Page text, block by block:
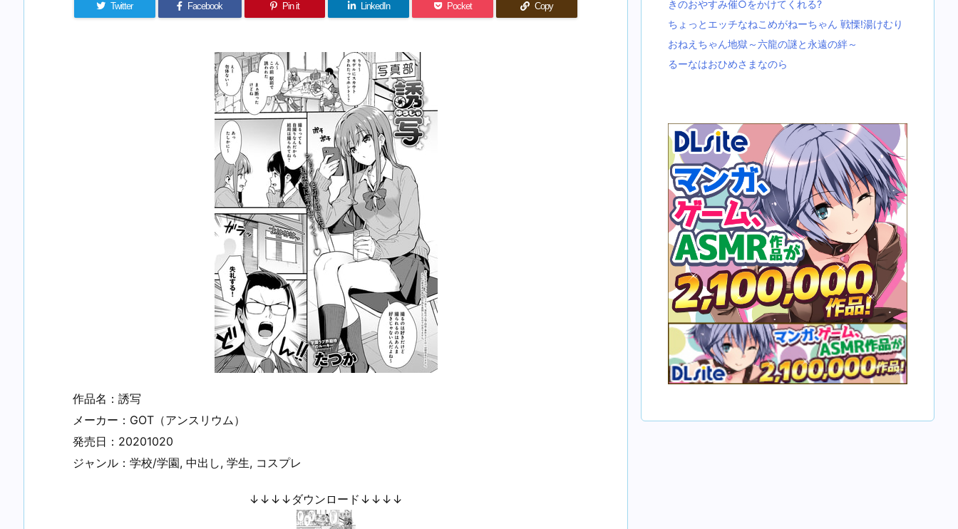
Twitter Facebook Pin it LinkedIn Pocket Copy
作品名：誘写
メーカー：GOT（アンスリウム）
発売日：20201020
ジャンル：学校/学園, 中出し, 学生, コスプレ
↓↓↓↓ダウンロード↓↓↓↓
きのおやすみ催○をかけてくれる?
ちょっとエッチなねこめがねーちゃん 戦慄!湯けむり
おねえちゃん地獄～六龍の謎と永遠の絆～
るーなはおひめさまなのら